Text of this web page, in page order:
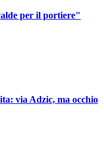
per il portiere"
via Adzic, ma occhio